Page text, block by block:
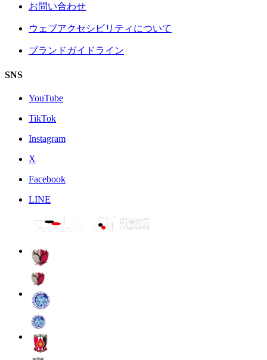
お問い合わせ
ウェブアクセシビリティについて
ブランドガイドライン
SNS
YouTube
TikTok
Instagram
X
Facebook
LINE